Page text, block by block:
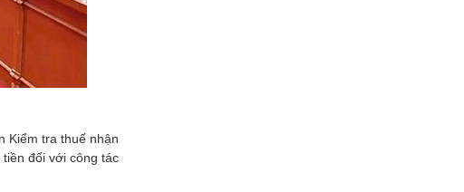
Kiểm tra thuế nhận
đối với công tác